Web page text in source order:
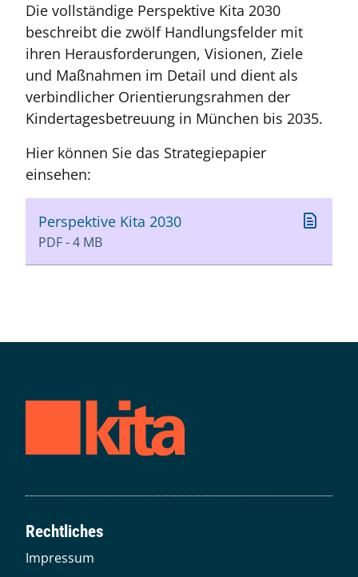
Die vollständige Perspektive Kita 2030
beschreibt die zwölf Handlungsfelder mit
ihren Herausforderungen, Visionen, Ziele
und Maßnahmen im Detail und dient als
verbindlicher Orientierungsrahmen der
Kindertagesbetreuung in München bis 2035.
Hier können Sie das Strategiepapier
einsehen:
Perspektive Kita 2030
PDF - 4 MB
Rechtliches
Impressum